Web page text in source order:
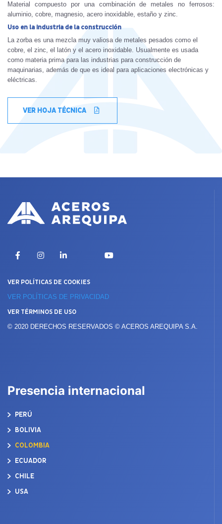
Material compuesto por una combinación de metales no ferrosos:
aluminio, cobre, magnesio, acero inoxidable, estaño y zinc.
Uso en la industria de la construcción
La zorba es una mezcla muy valiosa de metales pesados como el
cobre, el zinc, el latón y el acero inoxidable. Usualmente es usada
como materia prima para las industrias para construcción de
maquinarias, además de que es ideal para aplicaciones electrónicas y
eléctricas.
VER HOJA TÉCNICA
FacebookInstagramLinkedIn YouTube
VER POLÍTICAS DE COOKIES
VER POLÍTICAS DE PRIVACIDAD
VER TÉRMINOS DE USO
© 2020 DERECHOS RESERVADOS © ACEROS AREQUIPA S.A.
Presencia internacional
PERÚ
BOLIVIA
COLOMBIA
ECUADOR
CHILE
USA